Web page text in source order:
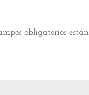
obligatorios están